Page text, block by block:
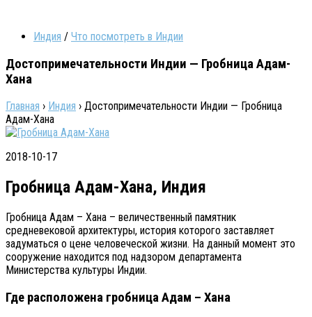
Индия / Что посмотреть в Индии
Достопримечательности Индии — Гробница Адам-
Хана
Главная › Индия › Достопримечательности Индии — Гробница
Адам-Хана
2018-10-17
Гробница Адам-Хана, Индия
Гробница Адам – Хана – величественный памятник
средневековой архитектуры, история которого заставляет
задуматься о цене человеческой жизни. На данный момент это
сооружение находится под надзором департамента
Министерства культуры Индии.
Где расположена гробница Адам – Хана